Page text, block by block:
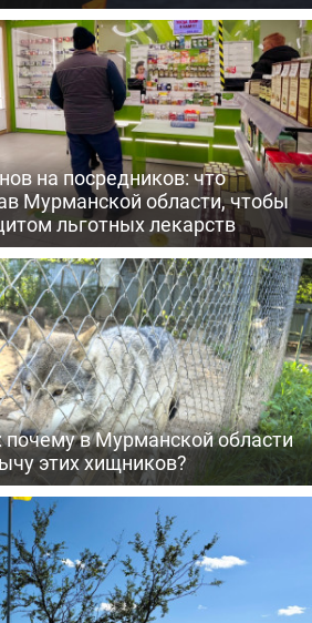
на посредников: что
Мурманской области, чтобы
льготных лекарств
почему в Мурманской области
этих хищников?